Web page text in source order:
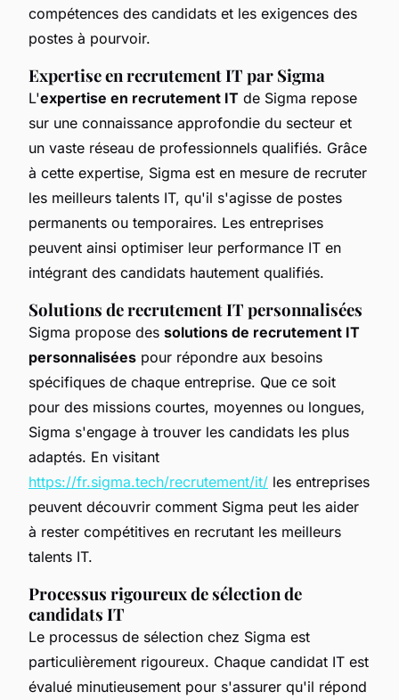
compétences des candidats et les exigences des
postes à pourvoir.
Expertise en recrutement IT par Sigma
L'expertise en recrutement IT de Sigma repose
sur une connaissance approfondie du secteur et
un vaste réseau de professionnels qualifiés. Grâce
à cette expertise, Sigma est en mesure de recruter
les meilleurs talents IT, qu'il s'agisse de postes
permanents ou temporaires. Les entreprises
peuvent ainsi optimiser leur performance IT en
intégrant des candidats hautement qualifiés.
Solutions de recrutement IT personnalisées
Sigma propose des solutions de recrutement IT
personnalisées pour répondre aux besoins
spécifiques de chaque entreprise. Que ce soit
pour des missions courtes, moyennes ou longues,
Sigma s'engage à trouver les candidats les plus
adaptés. En visitant
https://fr.sigma.tech/recrutement/it/ les entreprises
peuvent découvrir comment Sigma peut les aider
à rester compétitives en recrutant les meilleurs
talents IT.
Processus rigoureux de sélection de
candidats IT
Le processus de sélection chez Sigma est
particulièrement rigoureux. Chaque candidat IT est
évalué minutieusement pour s'assurer qu'il répond